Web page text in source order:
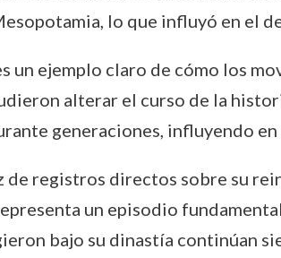
lo que influyó en el
un ejemplo claro de cómo los
alterar el curso de la
generaciones, influyendo
de registros directos sobre su
un episodio
bajo su dinastía continúan